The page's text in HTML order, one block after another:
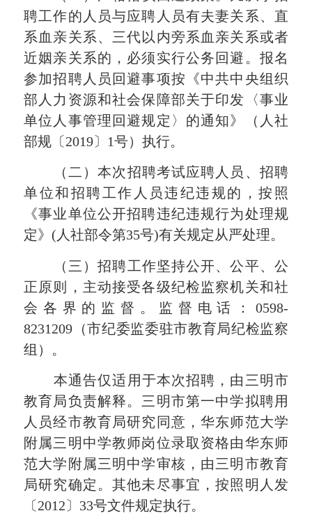
聘工作的人员与应聘人员有夫妻关系、直
系血亲关系、三代以内旁系血亲关系或者
近姻亲关系的，必须实行公务回避。报名
参加招聘人员回避事项按《中共中央组织
部人力资源和社会保障部关于印发〈事业
单位人事管理回避规定〉的通知》（人社
部规〔 2019〕1号）执行。
（二）本次招聘考试应聘人员、招聘
单位和招聘工作人员违纪违规的，按照
《事业单位公开招聘违纪违规行为处理规
定》 (人社部令第35号)有关规定从严处理。
（三）招聘工作坚持公开、公平、公
正原则，主动接受各级纪检监察机关和社
会各界的监督。 监督电话： 0598-
8231209（市纪委监委驻市教育局纪检监察
组）。
本通告仅适用于本次招聘，由三明市
教育局负责解释。 三明市第一中学拟聘用
人员经市教育局研究同意，华东师范大学
附属三明中学教师岗位录取资格由华东师
范大学附属三明中学审核，由三明市教育
局研究确定。其他未尽事宜，按照明人发
〔 2012〕33号文件规定执行。